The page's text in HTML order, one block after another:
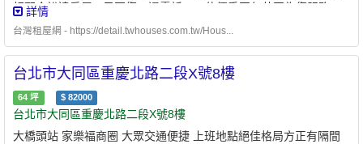
相配合裕達房屋 - 只要您一通電話 . 15位優秀同仁共同為您服務 .
省時省力 . 萬事OK
詳情
台灣租屋網 - https://detail.twhouses.com.tw/Hous...
台北市大同區重慶北路二段X號8樓
64 坪 $ 82000
台北市大同區重慶北路二段X號8樓
大橋頭站 家樂福商圈 大眾交通便捷 上班地點絕佳格局方正有隔間